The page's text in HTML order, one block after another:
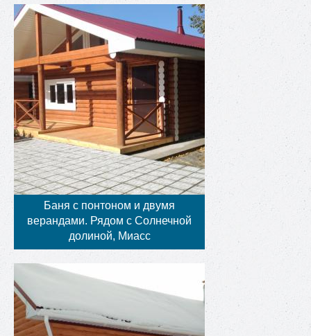
Баня с понтоном и двумя
верандами. Рядом с Солнечной
долиной, Миасс